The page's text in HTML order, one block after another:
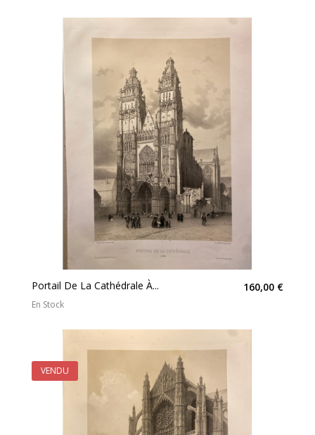
Portail De La Cathédrale À... 160,00 €
En Stock
VENDU